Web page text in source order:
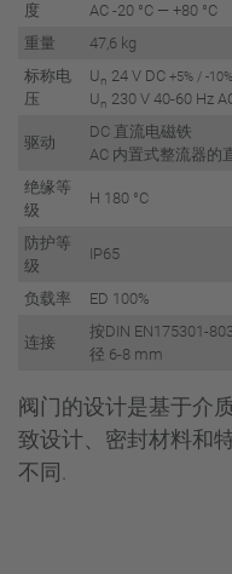
度
AC -20 °C — +80 °C
重量
47,6 kg
标称电
压
Un 24 V DC +5% / -10%
Un 230 V 40-60 Hz
驱动
DC 直流电磁铁
AC 内置式整流器的
绝缘等
级
H 180 °C
防护等
级
IP65
负载率 ED 100%
连接
按DIN EN175301-
径 6-8 mm
阀门的设计是基于介
致设计、密封材料和
不同.